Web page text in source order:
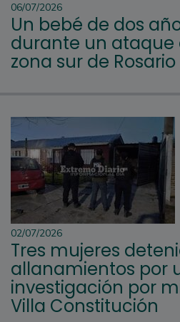
06/07/2026
Un bebé de dos
durante un ataque
zona sur de Rosario
02/07/2026
Tres mujeres
allanamientos por
investigación por
Villa Constitución